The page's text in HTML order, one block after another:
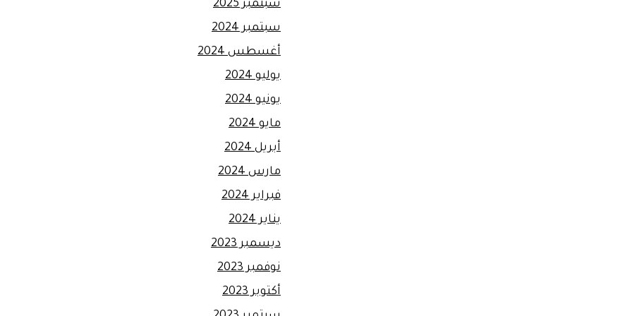
سبتمبر 2025
سبتمبر 2024
أغسطس 2024
يوليو 2024
يونيو 2024
مايو 2024
أبريل 2024
مارس 2024
فبراير 2024
يناير 2024
ديسمبر 2023
نوفمبر 2023
أكتوبر 2023